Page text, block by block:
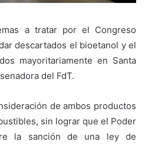
a tratar por el Congreso
descartados el bioetanol y el
mayoritariamente en Santa
del FdT.
de ambos productos
sin lograr que el Poder
la sanción de una ley de